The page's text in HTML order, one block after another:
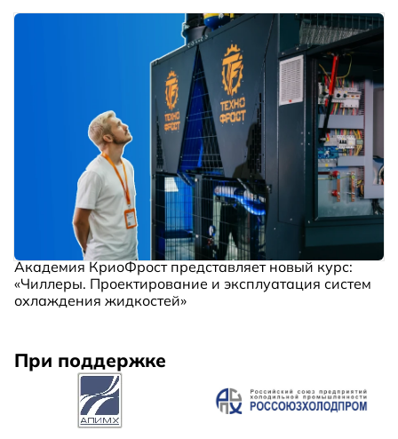
Академия КриоФрост представляет новый курс:
«Чиллеры. Проектирование и эксплуатация систем
охлаждения жидкостей»
При поддержке